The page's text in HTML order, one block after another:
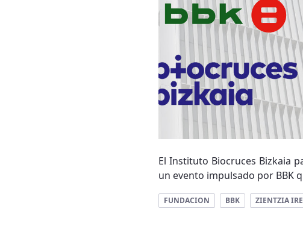
El Instituto Biocruces Bizkaia
un evento impulsado por BBK
FUNDACION BBK ZIENTZIA